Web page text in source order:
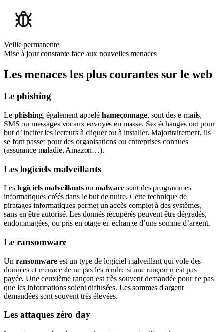
Veille permanente
Mise à jour constante face aux nouvelles menaces
Les menaces les plus courantes sur le web
Le phishing
Le phishing, également appelé hameçonnage, sont des e-mails,
SMS ou messages vocaux envoyés en masse. Ses échanges ont pour
but d’ inciter les lecteurs à cliquer ou à installer. Majoritairement, ils
se font passer pour des organisations ou entreprises connues
(assurance maladie, Amazon…).
Les logiciels malveillants
Les logiciels malveillants ou malware sont des programmes
informatiques créés dans le but de nuire. Cette technique de
piratages informatiques permet un accès complet à des systèmes,
sans en être autorisé. Les donnés récupérés peuvent être dégradés,
endommagées, ou pris en otage en échange d’une somme d’argent.
Le ransomware
Un ransomware est un type de logiciel malveillant qui vole des
données et menace de ne pas les rendre si une rançon n’est pas
payée. Une deuxième rançon est très souvent demandée pour ne pas
que les informations soient diffusées. Les sommes d'argent
demandées sont souvent très élevées.
Les attaques zéro day